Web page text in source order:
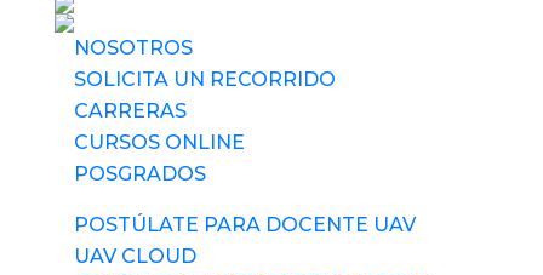
NOSOTROS
SOLICITA UN RECORRIDO
CARRERAS
CURSOS ONLINE
POSGRADOS
POSTÚLATE PARA DOCENTE UAV
UAV CLOUD